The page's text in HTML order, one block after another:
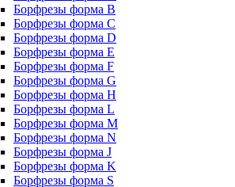
Борфрезы форма B
Борфрезы форма C
Борфрезы форма D
Борфрезы форма E
Борфрезы форма F
Борфрезы форма G
Борфрезы форма H
Борфрезы форма L
Борфрезы форма M
Борфрезы форма N
Борфрезы форма J
Борфрезы форма K
Борфрезы форма S